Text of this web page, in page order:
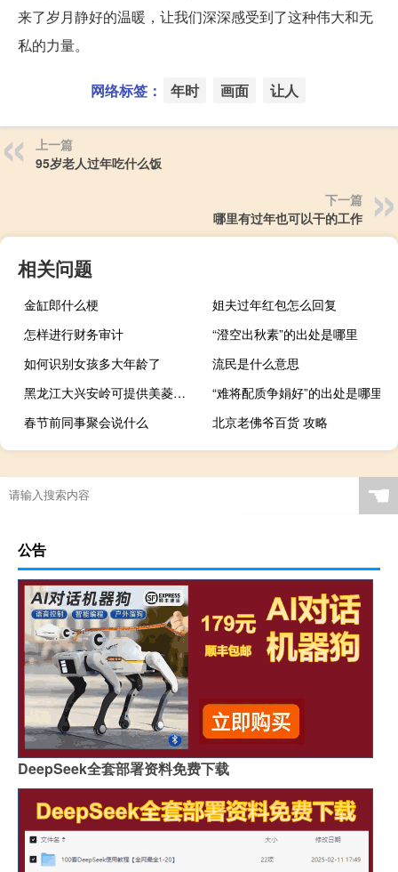
来了岁月静好的温暖，让我们深深感受到了这种伟大和无
私的力量。
网络标签： 年时 画面 让人
上一篇
95岁老人过年吃什么饭
下一篇
哪里有过年也可以干的工作
相关问题
金缸郎什么梗
姐夫过年红包怎么回复
怎样进行财务审计
“澄空出秋素”的出处是哪里
如何识别女孩多大年龄了
流民是什么意思
黑龙江大兴安岭可提供美菱冰箱维修服务地址在哪
“难将配质争娟好”的出处是哪里
春节前同事聚会说什么
北京老佛爷百货 攻略
☚
公告
DeepSeek全套部署资料免费下载